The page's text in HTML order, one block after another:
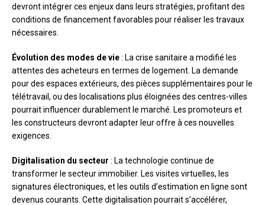
devront intégrer ces enjeux dans leurs stratégies, profitant des
conditions de financement favorables pour réaliser les travaux
nécessaires.
Évolution des modes de vie: La crise sanitaire a modifié les
attentes des acheteurs en termes de logement. La demande
pour des espaces extérieurs, des pièces supplémentaires pour le
télétravail, ou des localisations plus éloignées des centres-villes
pourrait influencer durablement le marché. Les promoteurs et
les constructeurs devront adapter leur offre à ces nouvelles
exigences.
Digitalisation du secteur : La technologie continue de
transformer le secteur immobilier. Les visites virtuelles, les
signatures électroniques, et les outils d’estimation en ligne sont
devenus courants. Cette digitalisation pourrait s’accélérer,